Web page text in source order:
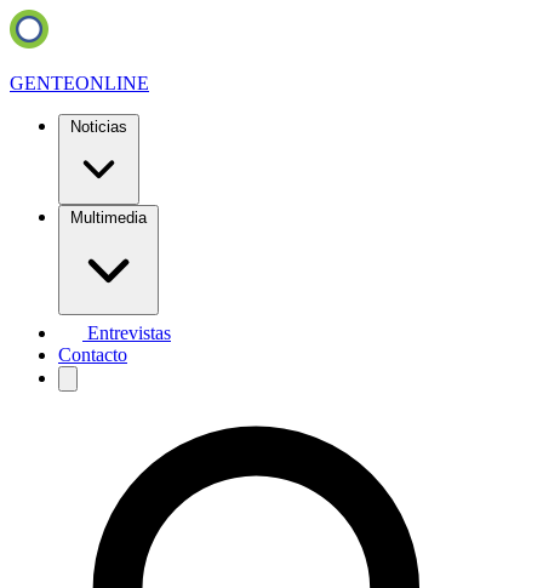
GENTEONLINE
Noticias
Multimedia
Entrevistas
Contacto